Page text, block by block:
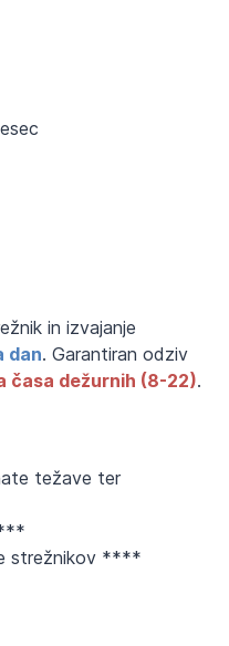
in izvajanje
dan. Garantiran odziv
časa dežurnih (8-22).
težave ter
strežnikov ****